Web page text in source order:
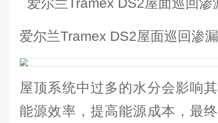
爱尔兰Tramex DS2屋面巡回渗
屋顶系统中过多的水分会影响
能源效率，提高能源成本，最